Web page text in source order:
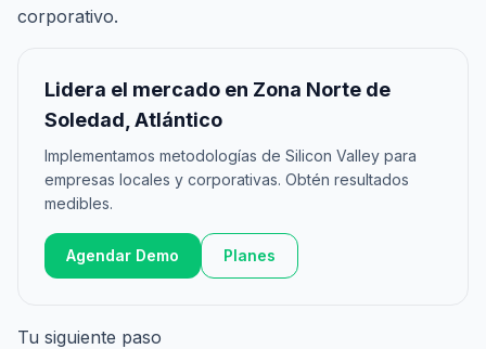
corporativo.
Lidera el mercado en Zona Norte de
Soledad, Atlántico
Implementamos metodologías de Silicon Valley para
empresas locales y corporativas. Obtén resultados
medibles.
Agendar Demo Planes
Tu siguiente paso